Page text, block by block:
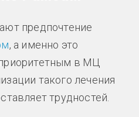
предпочтение
, а именно это
в МЦ
такого лечения
трудностей.